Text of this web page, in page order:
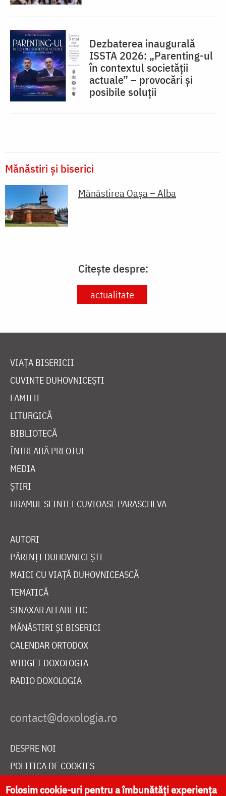
Dezbaterea inaugurală
ISSTA 2026: „Parenting-ul
în contextul societății
actuale” – provocări și
posibile soluții
Mănăstiri și biserici
Mănăstirea Oașa – Alba
Citește despre:
actualitate
VIAȚA BISERICII
CUVINTE DUHOVNICEȘTI
FAMILIE
LITURGICĂ
BIBLIOTECĂ
ÎNTREABĂ PREOTUL
MEDIA
ȘTIRI
HRAMUL SFINTEI CUVIOASE PARASCHEVA
AUTORI
PĂRINȚI DUHOVNICEȘTI
MAICI CU VIAȚĂ DUHOVNICEASCĂ
TEMATICĂ
SINAXAR ALFABETIC
MĂNĂSTIRI ȘI BISERICI
CALENDAR ORTODOX
WIDGET DOXOLOGIA
RADIO DOXOLOGIA
DESPRE NOI
POLITICA DE COOKIES
DONEAZĂ ONLINE PENTRU CATEDRALA NAȚIONALĂ
Folosim cookie-uri pentru a îmbunătăți experiența